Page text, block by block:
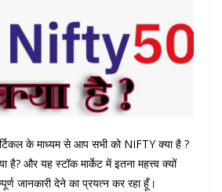
के माध्यम से आप सभी को NIFTY क्या है ?
और यह स्टॉक मार्केट में इतना महत्त्व क्यों
जानकारी देने का प्रयत्न कर रहा हूँ।